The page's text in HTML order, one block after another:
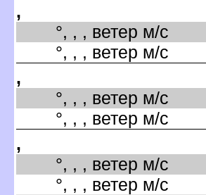
,
°, , , ветер м/с
°, , , ветер м/с
,
°, , , ветер м/с
°, , , ветер м/с
,
°, , , ветер м/с
°, , , ветер м/с